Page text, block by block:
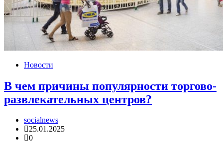
Новости
В чем причины популярности торгово-
развлекательных центров?
socialnews
25.01.2025
0